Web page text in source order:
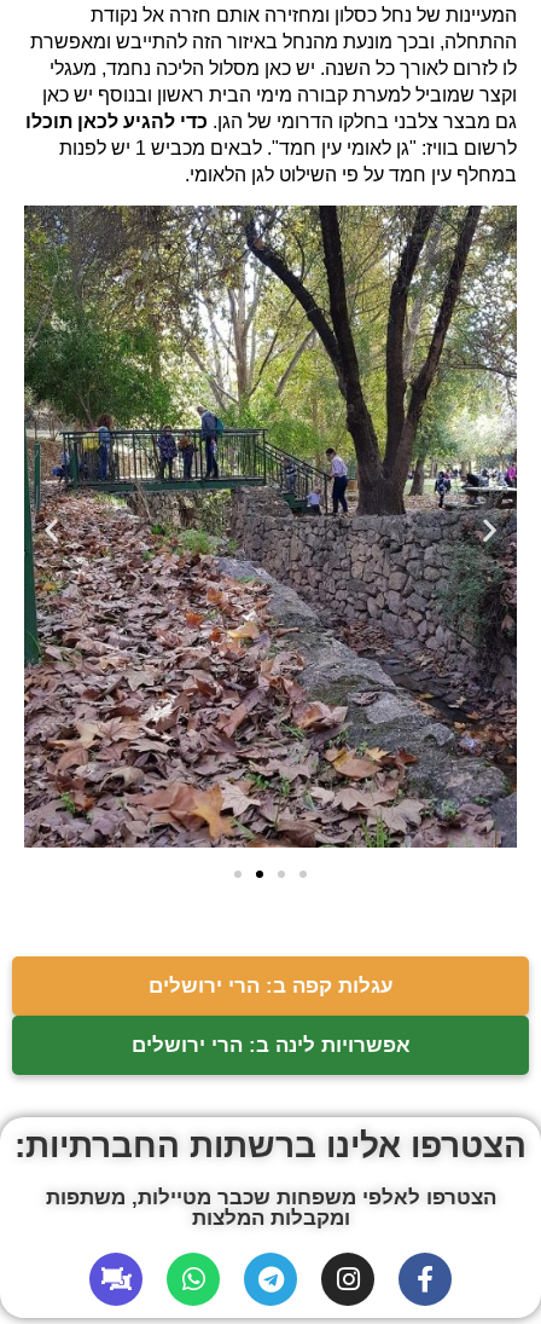
המעיינות של נחל כסלון ומחזירה אותם חזרה אל נקודת
ההתחלה, ובכך מונעת מהנחל באיזור הזה להתייבש ומאפשרת
לו לזרום לאורך כל השנה. יש כאן מסלול הליכה נחמד, מעגלי
וקצר שמוביל למערת קבורה מימי הבית ראשון ובנוסף יש כאן
גם מבצר צלבני בחלקו הדרומי של הגן. כדי להגיע לכאן תוכלו
לרשום בוויז:
"גן לאומי עין חמד". לבאים מכביש 1 יש לפנות
במחלף עין חמד על פי השילוט לגן הלאומי.
עגלות קפה ב: הרי ירושלים
אפשרויות לינה ב: הרי ירושלים
הצטרפו אלינו ברשתות החברתיות:
הצטרפו לאלפי משפחות שכבר מטיילות, משתפות
ומקבלות המלצות